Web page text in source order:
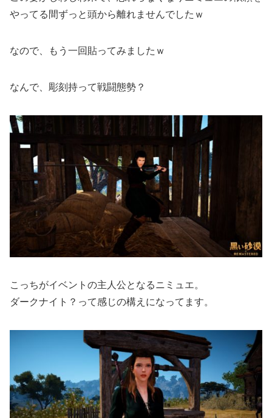
やってる間ずっと頭から離れませんでしたｗ
なので、もう一回貼ってみましたｗ
なんで、彫刻持って戦闘態勢？
こっちがイベントの主人公となるニミュエ。
ダークナイト？って感じの構えになってます。